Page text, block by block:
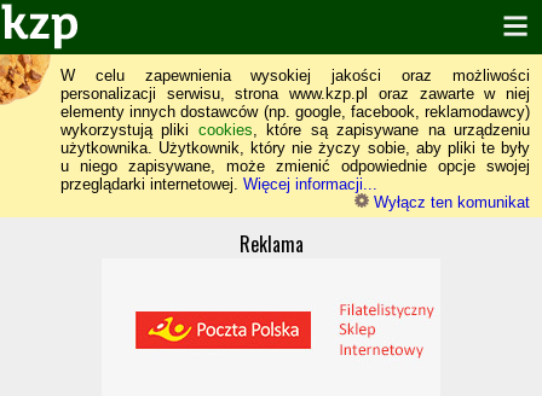
W celu zapewnienia wysokiej jakości oraz możliwości
personalizacji serwisu, strona www.kzp.pl oraz zawarte w niej
elementy innych dostawców (np. google, facebook, reklamodawcy)
wykorzystują pliki cookies, które są zapisywane na urządzeniu
użytkownika. Użytkownik, który nie życzy sobie, aby pliki te były
u niego zapisywane, może zmienić odpowiednie opcje swojej
przeglądarki internetowej. Więcej informacji...
Wyłącz ten komunikat
Reklama